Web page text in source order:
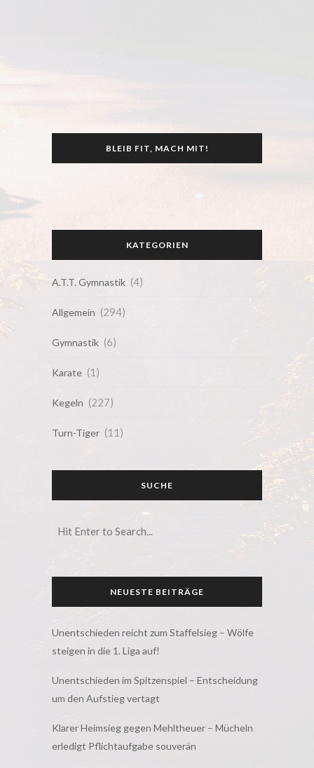
BLEIB FIT, MACH MIT!
KATEGORIEN
A.T.T. Gymnastik (4)
Allgemein (294)
Gymnastik (6)
Karate (1)
Kegeln (227)
Turn-Tiger (11)
SUCHE
NEUESTE BEITRÄGE
Unentschieden reicht zum Staffelsieg – Wölfe
steigen in die 1. Liga auf!
Unentschieden im Spitzenspiel – Entscheidung
um den Aufstieg vertagt
Klarer Heimsieg gegen Mehltheuer – Mücheln
erledigt Pflichtaufgabe souverän